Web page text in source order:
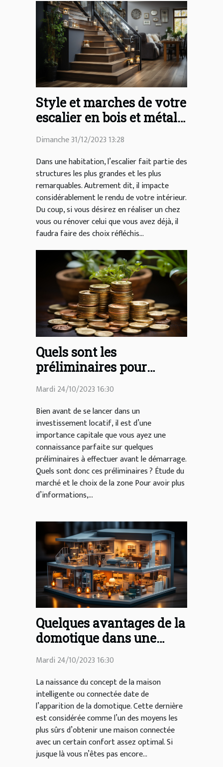
Style et marches de votre
escalier en bois et métal :
comment les choisir ?
Dimanche 31/12/2023 13:28
Dans une habitation, l’escalier fait partie des
structures les plus grandes et les plus
remarquables. Autrement dit, il impacte
considérablement le rendu de votre intérieur.
Du coup, si vous désirez en réaliser un chez
vous ou rénover celui que vous avez déjà, il
faudra faire des choix réfléchis...
Quels sont les
préliminaires pour
réussir un
investissement locatif ?
Mardi 24/10/2023 16:30
Bien avant de se lancer dans un
investissement locatif, il est d’une
importance capitale que vous ayez une
connaissance parfaite sur quelques
préliminaires à effectuer avant le démarrage.
Quels sont donc ces préliminaires ? Étude du
marché et le choix de la zone Pour avoir plus
d’informations,...
Quelques avantages de la
domotique dans une
maison
Mardi 24/10/2023 16:30
La naissance du concept de la maison
intelligente ou connectée date de
l’apparition de la domotique. Cette dernière
est considérée comme l’un des moyens les
plus sûrs d’obtenir une maison connectée
avec un certain confort assez optimal. Si
jusque là vous n’êtes pas encore...